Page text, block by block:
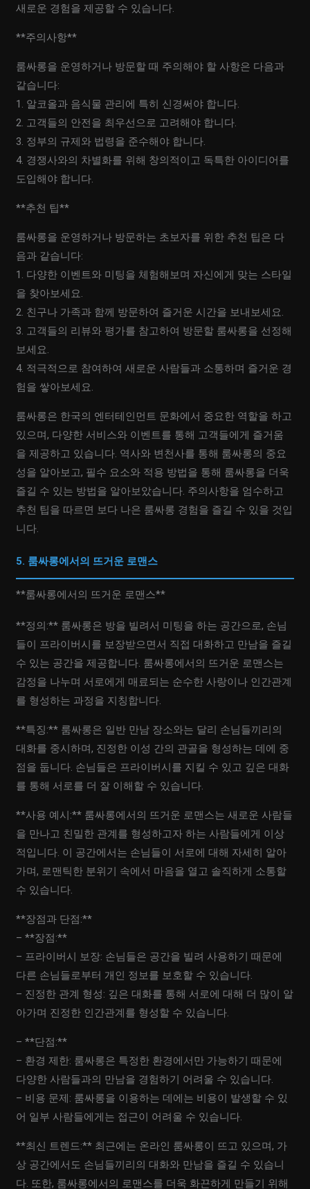
새로운 경험을 제공할 수 있습니다.
**주의사항**
룸싸롱을 운영하거나 방문할 때 주의해야 할 사항은 다음과
같습니다:
1. 알코올과 음식물 관리에 특히 신경써야 합니다.
2. 고객들의 안전을 최우선으로 고려해야 합니다.
3. 정부의 규제와 법령을 준수해야 합니다.
4. 경쟁사와의 차별화를 위해 창의적이고 독특한 아이디어를
도입해야 합니다.
**추천 팁**
룸싸롱을 운영하거나 방문하는 초보자를 위한 추천 팁은 다
음과 같습니다:
1. 다양한 이벤트와 미팅을 체험해보며 자신에게 맞는 스타일
을 찾아보세요.
2. 친구나 가족과 함께 방문하여 즐거운 시간을 보내보세요.
3. 고객들의 리뷰와 평가를 참고하여 방문할 룸싸롱을 선정해
보세요.
4. 적극적으로 참여하여 새로운 사람들과 소통하며 즐거운 경
험을 쌓아보세요.
룸싸롱은 한국의 엔터테인먼트 문화에서 중요한 역할을 하고
있으며, 다양한 서비스와 이벤트를 통해 고객들에게 즐거움
을 제공하고 있습니다. 역사와 변천사를 통해 룸싸롱의 중요
성을 알아보고, 필수 요소와 적용 방법을 통해 룸싸롱을 더욱
즐길 수 있는 방법을 알아보았습니다. 주의사항을 엄수하고
추천 팁을 따르면 보다 나은 룸싸롱 경험을 즐길 수 있을 것입
니다.
5. 룸싸롱에서의 뜨거운 로맨스
**룸싸롱에서의 뜨거운 로맨스**
**정의:** 룸싸롱은 방을 빌려서 미팅을 하는 공간으로, 손님
들이 프라이버시를 보장받으면서 직접 대화하고 만남을 즐길
수 있는 공간을 제공합니다. 룸싸롱에서의 뜨거운 로맨스는
감정을 나누며 서로에게 매료되는 순수한 사랑이나 인간관계
를 형성하는 과정을 지칭합니다.
**특징:** 룸싸롱은 일반 만남 장소와는 달리 손님들끼리의
대화를 중시하며, 진정한 이성 간의 관골을 형성하는 데에 중
점을 둡니다. 손님들은 프라이버시를 지킬 수 있고 깊은 대화
를 통해 서로를 더 잘 이해할 수 있습니다.
**사용 예시:** 룸싸롱에서의 뜨거운 로맨스는 새로운 사람들
을 만나고 친밀한 관계를 형성하고자 하는 사람들에게 이상
적입니다. 이 공간에서는 손님들이 서로에 대해 자세히 알아
가며, 로맨틱한 분위기 속에서 마음을 열고 솔직하게 소통할
수 있습니다.
**장점과 단점:**
– **장점:**
– 프라이버시 보장: 손님들은 공간을 빌려 사용하기 때문에
다른 손님들로부터 개인 정보를 보호할 수 있습니다.
– 진정한 관계 형성: 깊은 대화를 통해 서로에 대해 더 많이 알
아가며 진정한 인간관계를 형성할 수 있습니다.
– **단점:**
– 환경 제한: 룸싸롱은 특정한 환경에서만 가능하기 때문에
다양한 사람들과의 만남을 경험하기 어려울 수 있습니다.
– 비용 문제: 룸싸롱을 이용하는 데에는 비용이 발생할 수 있
어 일부 사람들에게는 접근이 어려울 수 있습니다.
**최신 트렌드:** 최근에는 온라인 룸싸롱이 뜨고 있으며, 가
상 공간에서도 손님들끼리의 대화와 만남을 즐길 수 있습니
다. 또한, 룸싸롱에서의 로맨스를 더욱 화끈하게 만들기 위해